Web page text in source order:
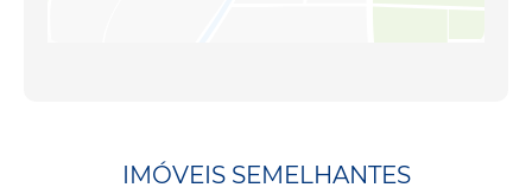
IMÓVEIS SEMELHANTES